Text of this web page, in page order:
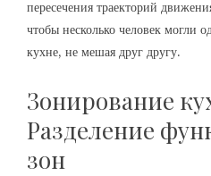
пересечения траекторий
чтобы несколько человек могли
кухне, не мешая друг другу.
Зонирование
Разделение
зон